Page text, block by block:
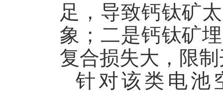
足，导致钙钛矿
象；二是钙钛矿
复合损失大，限
针对该类电池